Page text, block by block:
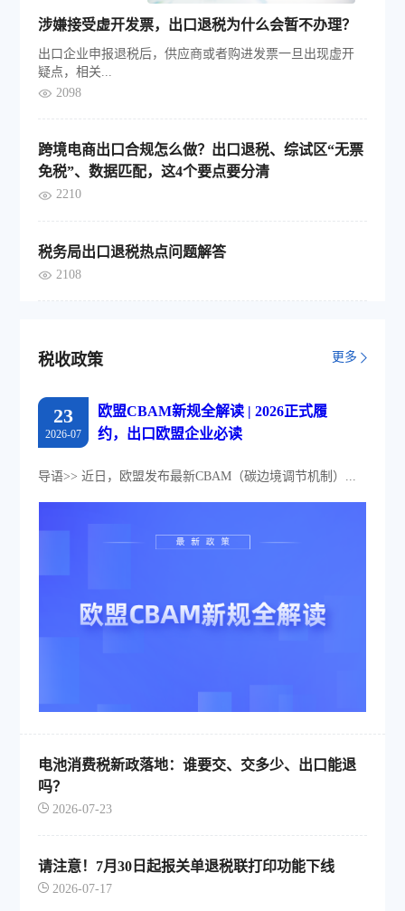
涉嫌接受虚开发票，出口退税为什么会暂不办理？
出口企业申报退税后，供应商或者购进发票一旦出现虚开
疑点，相关...
2098
跨境电商出口合规怎么做？出口退税、综试区“无票
免税”、数据匹配，这4个要点要分清
2210
税务局出口退税热点问题解答
2108
税收政策 更多
23
2026-07
欧盟CBAM新规全解读 | 2026正式履
约，出口欧盟企业必读
导语>> 近日，欧盟发布最新CBAM（碳边境调节机制）...
电池消费税新政落地：谁要交、交多少、出口能退
吗？
2026-07-23
请注意！7月30日起报关单退税联打印功能下线
2026-07-17